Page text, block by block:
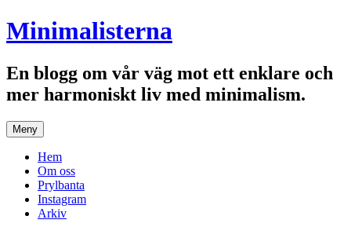
Hoppa
till
Minimalisterna
En blogg om vår väg mot ett enklare och
mer harmoniskt liv med minimalism.
Meny
Hem
Om oss
Prylbanta
Instagram
Arkiv